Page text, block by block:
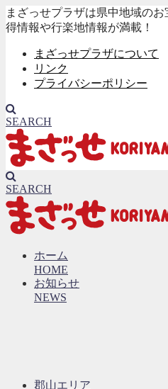
まざっせプラザは県中地域の
得情報や行楽地情報が満載！
まざっせプラザについて
リンク
プライバシーポリシー
SEARCH
SEARCH
ホーム
HOME
お知らせ
NEWS
郡山エリア